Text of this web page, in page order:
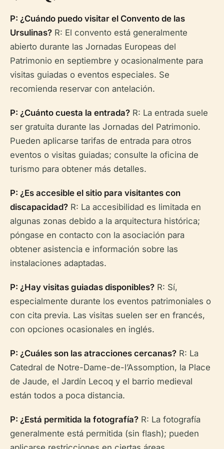
P: ¿Cuándo puedo visitar el Convento de las
Ursulinas? R: El convento está generalmente
abierto durante las Jornadas Europeas del
Patrimonio en septiembre y ocasionalmente para
visitas guiadas o eventos especiales. Se
recomienda reservar con antelación.
P: ¿Cuánto cuesta la entrada? R: La entrada suele
ser gratuita durante las Jornadas del Patrimonio.
Pueden aplicarse tarifas de entrada para otros
eventos o visitas guiadas; consulte la oficina de
turismo para obtener más detalles.
P: ¿Es accesible el sitio para visitantes con
discapacidad? R: La accesibilidad es limitada en
algunas zonas debido a la arquitectura histórica;
póngase en contacto con la asociación para
obtener asistencia e información sobre las
instalaciones adaptadas.
P: ¿Hay visitas guiadas disponibles? R: Sí,
especialmente durante los eventos patrimoniales o
con cita previa. Las visitas suelen ser en francés,
con opciones ocasionales en inglés.
P: ¿Cuáles son las atracciones cercanas? R: La
Catedral de Notre-Dame-de-l’Assomption, la Place
de Jaude, el Jardín Lecoq y el barrio medieval
están todos a poca distancia.
P: ¿Está permitida la fotografía? R: La fotografía
generalmente está permitida (sin flash); pueden